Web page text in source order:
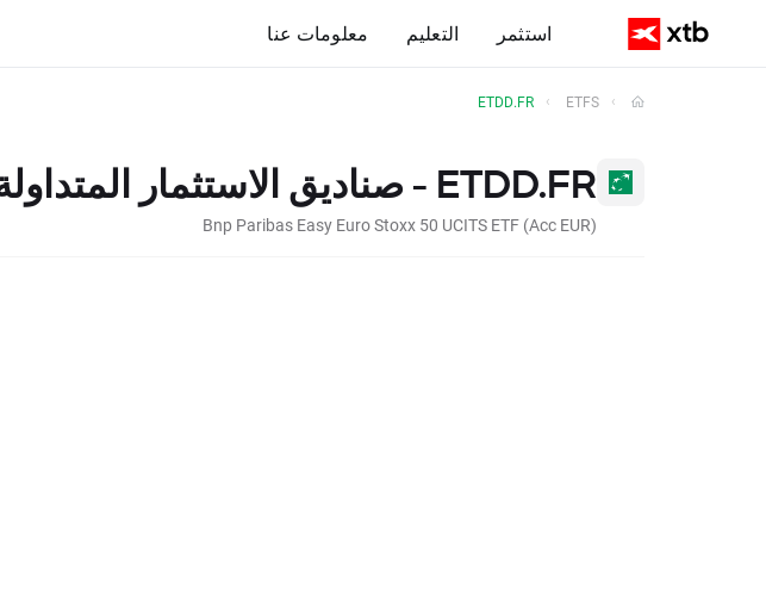
استثمر التعليم معلومات عنا
ETFS
ETDD.FR
ETDD.FR - صناديق الاستثمار المتداولة
Bnp Paribas Easy Euro Stoxx 50 UCITS ETF (Acc EUR)